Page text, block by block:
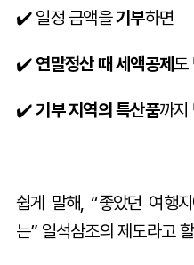
✔️ 일정 금액을기부하면
✔️연말정산 때 세액공제도
✔️기부 지역의 특산품까지
쉽게 말해, “좋았던 여행
는” 일석삼조의 제도라고